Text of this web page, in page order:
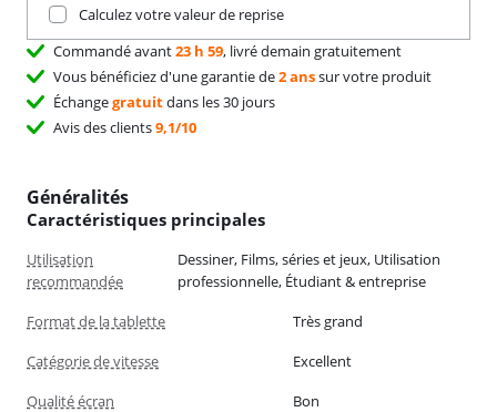
Calculez votre valeur de reprise
Commandé avant23 h 59, livré demain gratuitement
Vous bénéficiez d'une garantie de2 anssur votre produit
Échangegratuitdans les 30 jours
Avis des clients9,1/10
Généralités
Caractéristiques principales
Utilisation
recommandée
Dessiner, Films, séries et jeux, Utilisation
professionnelle, Étudiant & entreprise
Format de la tablette
Très grand
Catégorie de vitesse
Excellent
Qualité écran
Bon